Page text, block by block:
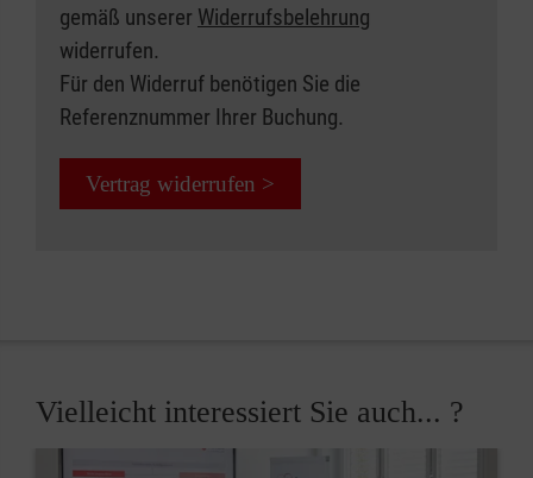
gemäß unserer Widerrufsbelehrung
widerrufen.
Für den Widerruf benötigen Sie die
Referenznummer Ihrer Buchung.
Vertrag widerrufen >
Vielleicht interessiert Sie auch... ?